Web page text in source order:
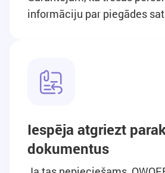
informāciju par piegādes
Iespēja atgriezt
dokumentus